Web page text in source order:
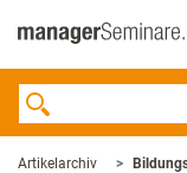
Artikelarchiv